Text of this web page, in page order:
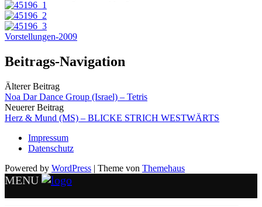
Vorstellungen-2009
Beitrags-Navigation
Älterer Beitrag
Noa Dar Dance Group (Israel) – Tetris
Neuerer Beitrag
Herz & Mund (MS) – BLICKE STRICH WESTWÄRTS
Impressum
Datenschutz
Powered by WordPress | Theme von Themehaus
MENU